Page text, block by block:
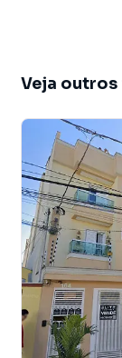
imóvel muito
tradicionais. Já
Mauá,
temos uma
campanhas
número de
consequência
imóvel mais
atendimento
inquilinos.
Veja